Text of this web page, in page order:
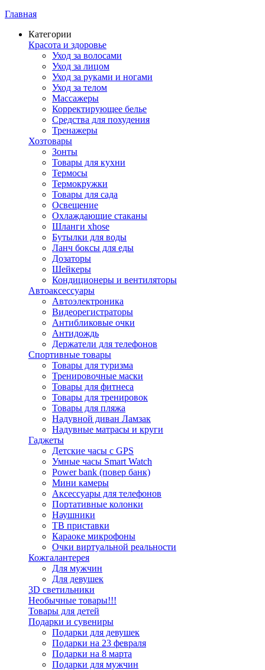
Главная
Категории
Красота и здоровье
Уход за волосами
Уход за лицом
Уход за руками и ногами
Уход за телом
Массажеры
Корректирующее белье
Средства для похудения
Тренажеры
Хозтовары
Зонты
Товары для кухни
Термосы
Термокружки
Товары для сада
Освещение
Охлаждающие стаканы
Шланги xhose
Бутылки для воды
Ланч боксы для еды
Дозаторы
Шейкеры
Кондиционеры и вентиляторы
Автоаксессуары
Автоэлектроника
Видеорегистраторы
Антибликовые очки
Антидождь
Держатели для телефонов
Спортивные товары
Товары для туризма
Тренировочные маски
Товары для фитнеса
Товары для тренировок
Товары для пляжа
Надувной диван Ламзак
Надувные матрасы и круги
Гаджеты
Детские часы с GPS
Умные часы Smart Watch
Power bank (повер банк)
Мини камеры
Аксессуары для телефонов
Портативные колонки
Наушники
ТВ приставки
Караоке микрофоны
Очки виртуальной реальности
Кожгалантерея
Для мужчин
Для девушек
3D светильники
Необычные товары!!!
Товары для детей
Подарки и сувениры
Подарки для девушек
Подарки на 23 февраля
Подарки на 8 марта
Подарки для мужчин